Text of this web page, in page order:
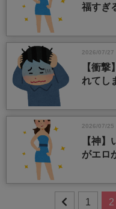
福すぎ
2026/07/27
【衝
れてし
2026/07/25
【神
がエロ
1 2